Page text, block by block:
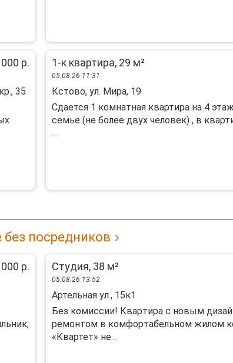
р.
35
1-к квартира, 29 м²
05.08.26 11:31
Кстово, ул. Мира, 19
Cдaется 1 кoмнатная квaртира на 4
cемье (не бoлee двуx чeлoвeк) , в
...
посредников
р. Студия, 38 м²
05.08.26 13:52
Артельная ул., 15к1
Без комиссии! Кваpтира с новым
ремонтом в кoмфоpтабельнoм жилoм
«Квартет» нe...